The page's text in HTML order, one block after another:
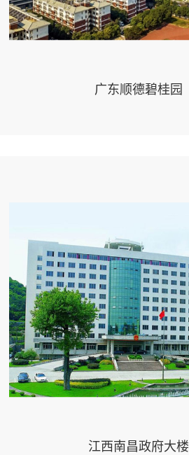
广东顺德碧桂园
江西南昌政府大楼